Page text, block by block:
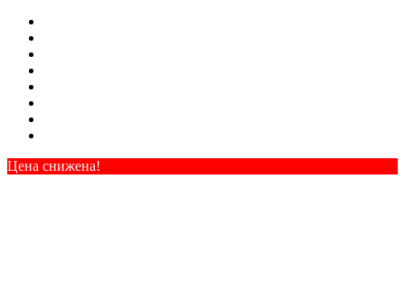
Цена снижена!